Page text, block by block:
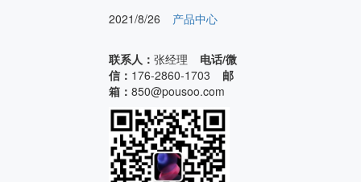
2021/8/26 产品中心
联系人： 张经理
电话/微
信： 176-2860-1703
邮
箱： 850@pousoo.com